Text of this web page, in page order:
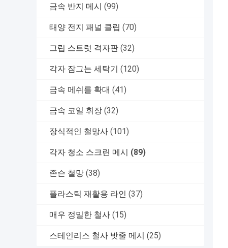
금속 반지 메시 (99)
태양 전지 패널 클립 (70)
그립 스트럿 격자판 (32)
각자 잠그는 세탁기 (120)
금속 메쉬를 확대 (41)
금속 코일 휘장 (32)
장식적인 철망사 (101)
각자 청소 스크린 메시 (89)
존슨 철망 (38)
플라스틱 재활용 라인 (37)
매우 정밀한 철사 (15)
스테인리스 철사 밧줄 메시 (25)